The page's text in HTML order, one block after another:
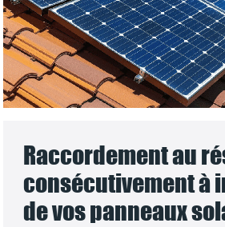
Raccordement au
consécutivement à
de vos panneaux